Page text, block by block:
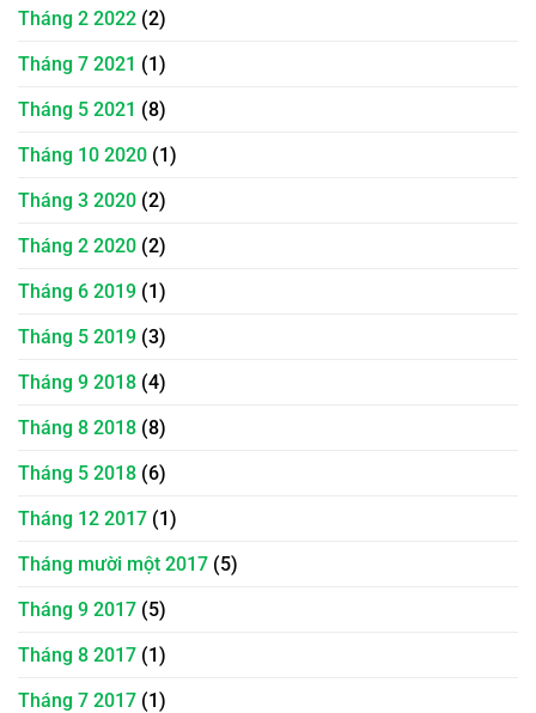
Tháng 2 2022 (2)
Tháng 7 2021 (1)
Tháng 5 2021 (8)
Tháng 10 2020 (1)
Tháng 3 2020 (2)
Tháng 2 2020 (2)
Tháng 6 2019 (1)
Tháng 5 2019 (3)
Tháng 9 2018 (4)
Tháng 8 2018 (8)
Tháng 5 2018 (6)
Tháng 12 2017 (1)
Tháng mười một 2017 (5)
Tháng 9 2017 (5)
Tháng 8 2017 (1)
Tháng 7 2017 (1)